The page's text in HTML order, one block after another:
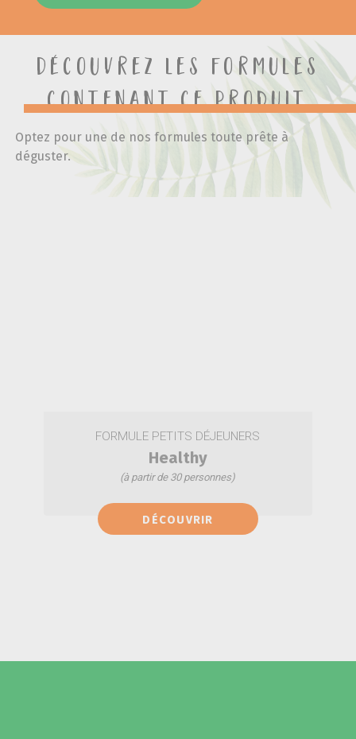
Découvrez les formules
contenant ce produit
Optez pour une de nos formules toute prête à
déguster.
FORMULE PETITS DÉJEUNERS
Healthy
(à partir de 30 personnes)
Carrot cake
Box Fruits 12kg
Energy balls
DÉCOUVRIR